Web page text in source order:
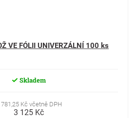
VE FÓLII UNIVERZÁLNÍ 100 ks
Skladem
781,25 Kč včetně DPH
3 125 Kč